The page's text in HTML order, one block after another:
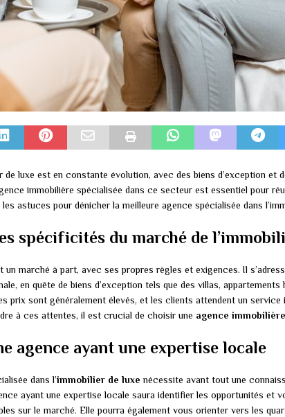
de luxe est en constante évolution, avec des biens d’exception et
immobilière spécialisée dans ce secteur est essentiel pour
astuces pour dénicher la meilleure agence spécialisée dans
spécificités du marché de
un marché à part, avec ses propres règles et exigences. Il
en quête de biens d’exception tels que des villas, appartements
prix sont généralement élevés, et les clients attendent un service
à ces attentes, il est crucial de choisir une agence
agence ayant une expertise locale
dans l’immobilier de luxe nécessite avant tout une
ayant une expertise locale saura identifier les opportunités et
sur le marché. Elle pourra également vous orienter vers les